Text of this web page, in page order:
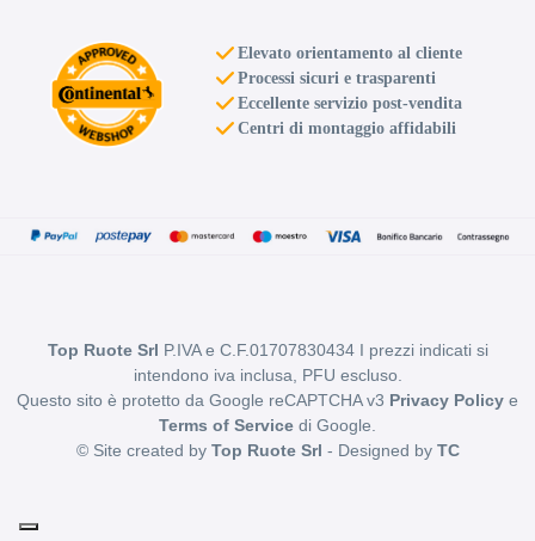
Elevato orientamento al cliente
Processi sicuri e trasparenti
Eccellente servizio post-vendita
Centri di montaggio affidabili
Top Ruote Srl P.IVA e C.F.01707830434 I prezzi indicati si
intendono iva inclusa, PFU escluso.
Questo sito è protetto da Google reCAPTCHA v3 Privacy Policy e
Terms of Service di Google.
© Site created by Top Ruote Srl - Designed by TC